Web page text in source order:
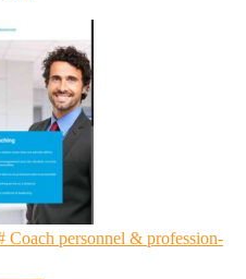
Coach personnel & profes­sion­